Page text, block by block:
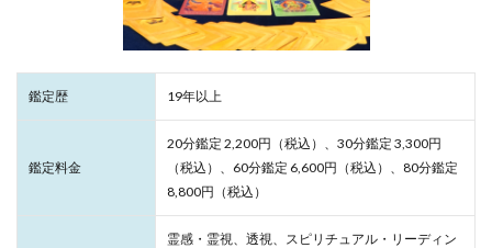
鑑定歴 19年以上
鑑定料金
20分鑑定 2,200円（税込）、30分鑑定 3,300円
（税込）、60分鑑定 6,600円（税込）、80分鑑定
8,800円（税込）
霊感・霊視、透視、スピリチュアル・リーディン